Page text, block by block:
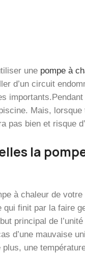
une pompe à
d’un circuit
Mais,
pas bien et risque
la
à chaleur de
finit par la faire
principal de
d’une mauvaise
une